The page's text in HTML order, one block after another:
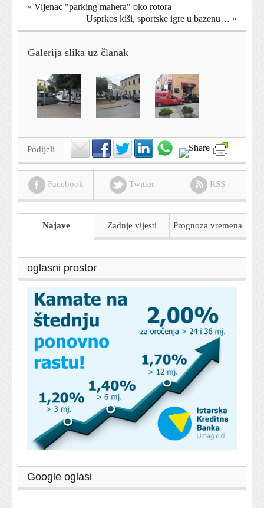
« Vijenac "parking mahera" oko rotora
Usprkos kiši, sportske igre u bazenu… »
Galerija slika uz članak
Podijeli
Facebook Twitter RSS
Najave Zadnje vijesti Prognoza vremena
oglasni prostor
Google oglasi